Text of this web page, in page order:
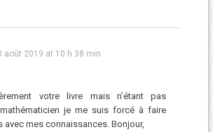
août 2019 at 10 h 38 min
votre livre mais n’étant pas
je me suis forcé à faire
avec mes connaissances. Bonjour,